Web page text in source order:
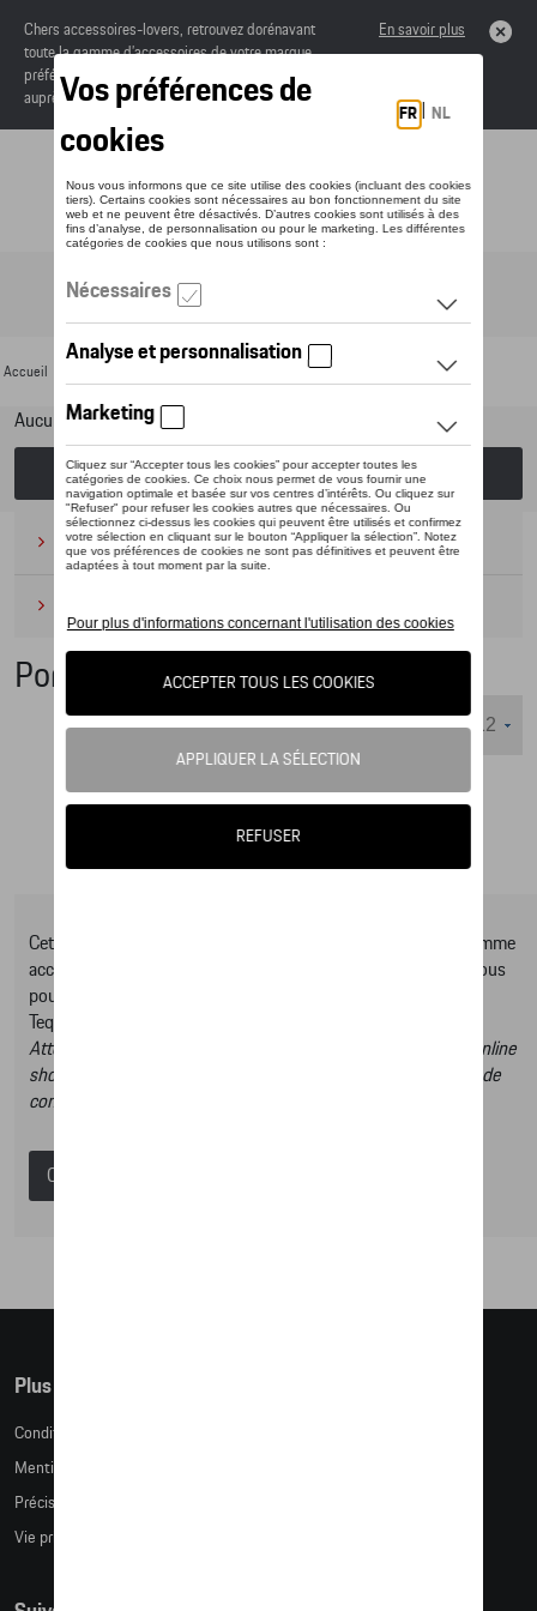
Chers accessoires-lovers, retrouvez dorénavant
toute la gamme d’accessoires de votre marque
préférée sous forme de catalogue à commander
auprès de votre concessionaire.
En savoir plus
Toggle navigation
Accueil Porte-tout
Aucun modèle sélectionné (Tout afficher)
Choisissez un modèle
Camping(2)
Porte-ski
Nombre d'éléments affichés :
Cet online shop vous présente une sélection d’articles de la gamme
accessoires Tequipment, pour découvrir la gamme complète vous
pouvez consulter notre Moteur de recherche d’accessoires
Tequipment.
Attention, en cliquant sur le lien du catalogue vous sortez du online
shop et dans ce catalogue vous n’aurez donc pas la possibilité de
commander des articles en ligne.
Catalogue Porsche
Plus d'informations
Conditions de vente
Mentions légales
Précision des tailles
Vie privée